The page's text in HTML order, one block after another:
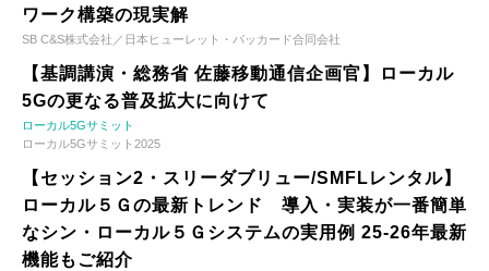
ワーク構築の現実解
SB C&S株式会社／日本ヒューレット・パッカード合同会社
【基調講演・総務省 佐藤移動通信企画官】ローカル
5Gの更なる普及拡大に向けて
ローカル5Gサミット
ローカル5Gサミット2025
【セッション2・スリーダブリュー/SMFLレンタル】
ローカル５Ｇの最新トレンド 導入・実装が一番簡単
なシン・ローカル５Ｇシステムの実用例 25-26年最新
機能もご紹介